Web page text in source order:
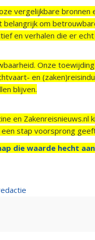
vergelijkbare bronnen
belangrijk om
en verhalen die er
Onze toewijding
en
blijven.
en Zakenreisnieuws.nl
stap voorsprong
die waarde hecht aan